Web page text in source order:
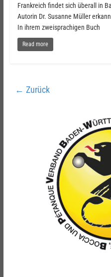
Frankreich findet sich überall in
Autorin Dr. Susanne Müller
In ihrem zweisprachigen Buch
Read more
← Zurück